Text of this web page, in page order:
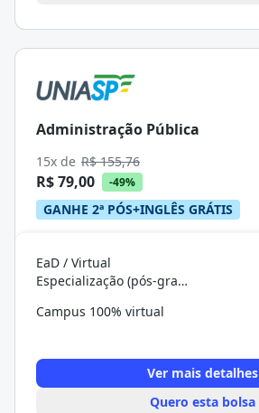
Administração Pública
15x de R$ 155,76
R$ 79,00 -49%
GANHE 2ª PÓS+INGLÊS GRÁTIS
EaD / Virtual
Especialização (pós-graduação)
Campus 100% virtual
Ver mais detalhes
Quero esta bolsa